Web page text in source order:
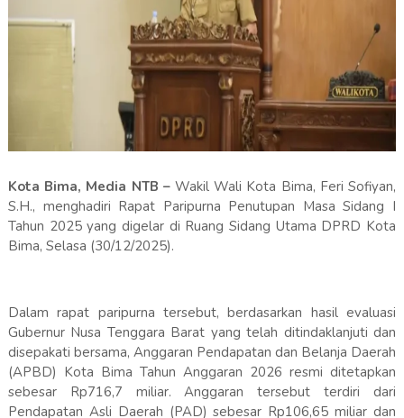
Kota Bima, Media NTB –Wakil Wali Kota Bima, Feri Sofiyan,
S.H., menghadiri Rapat Paripurna Penutupan Masa Sidang I
Tahun 2025 yang digelar di Ruang Sidang Utama DPRD Kota
Bima, Selasa (30/12/2025).
Dalam rapat paripurna tersebut, berdasarkan hasil evaluasi
Gubernur Nusa Tenggara Barat yang telah ditindaklanjuti dan
disepakati bersama, Anggaran Pendapatan dan Belanja Daerah
(APBD) Kota Bima Tahun Anggaran 2026 resmi ditetapkan
sebesar Rp716,7 miliar. Anggaran tersebut terdiri dari
Pendapatan Asli Daerah (PAD) sebesar Rp106,65 miliar dan